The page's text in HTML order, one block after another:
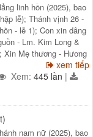
linh hồn (2025), bao
lễ); Thánh vịnh 26 -
- lễ 1); Con xin dâng
- Lm. Kim Long &
Xin Mẹ thương - Hương
xem tiếp
Xem: 445 lần |
nam nữ (2025), bao